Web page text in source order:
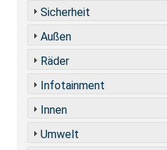
Sicherheit
Außen
Räder
Infotainment
Innen
Umwelt